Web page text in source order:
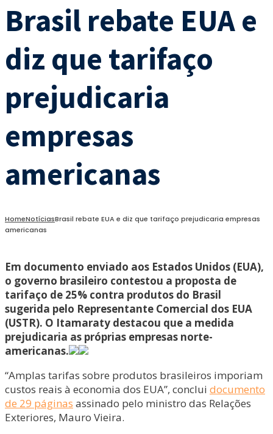
Brasil rebate EUA e
diz que tarifaço
prejudicaria
empresas
americanas
HomeNotíciasBrasil rebate EUA e diz que tarifaço prejudicaria empresas
americanas
Em documento enviado aos Estados Unidos (EUA),
o governo brasileiro contestou a proposta de
tarifaço de 25% contra produtos do Brasil
sugerida pelo Representante Comercial dos EUA
(USTR). O Itamaraty destacou que a medida
prejudicaria as próprias empresas norte-
americanas.
“Amplas tarifas sobre produtos brasileiros imporiam
custos reais à economia dos EUA”, conclui documento
de 29 páginas assinado pelo ministro das Relações
Exteriores, Mauro Vieira.